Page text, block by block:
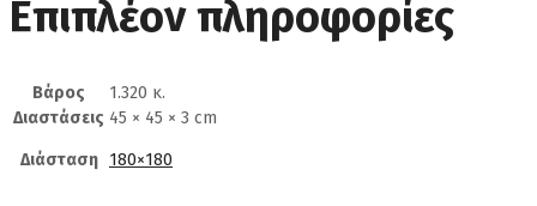
Επιπλέον πληροφορίες
Βάρος
1.320 κ.
Διαστάσεις 45 × 45 × 3 cm
Διάσταση 180×180